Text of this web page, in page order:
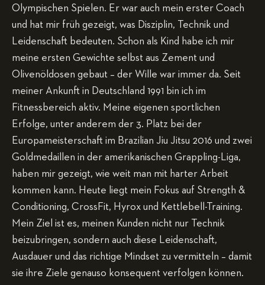
Olympischen Spielen. Er war auch mein erster Coach
und hat mir früh gezeigt, was Disziplin, Technik und
Leidenschaft bedeuten. Schon als Kind habe ich mir
meine ersten Gewichte selbst aus Zement und
Olivenöldosen gebaut – der Wille war immer da. Seit
meiner Ankunft in Deutschland 1991 bin ich im
Fitnessbereich aktiv. Meine eigenen sportlichen
Erfolge, unter anderem der 3. Platz bei der
Europameisterschaft im Brazilian Jiu Jitsu 2016 und zwei
Goldmedaillen in der amerikanischen Grappling-Liga,
haben mir gezeigt, wie weit man mit harter Arbeit
kommen kann. Heute liegt mein Fokus auf Strength &
Conditioning, CrossFit, Hyrox und Kettlebell-Training.
Mein Ziel ist es, meinen Kunden nicht nur Technik
beizubringen, sondern auch diese Leidenschaft,
Ausdauer und das richtige Mindset zu vermitteln – damit
sie ihre Ziele genauso konsequent verfolgen können.